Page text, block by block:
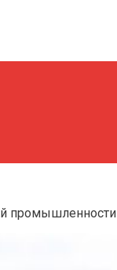
промышленности